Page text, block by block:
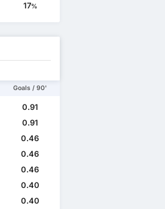
17%
Goals / 90'
0.91
0.91
0.46
0.46
0.46
0.40
0.40